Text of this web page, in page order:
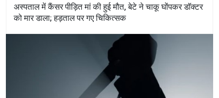
अस्पताल में कैंसर पीड़ित मां की हुई मौत, बेटे ने चाकू घोंपकर डॉक्टर
को मार डाला; हड़ताल पर गए चिकित्सक